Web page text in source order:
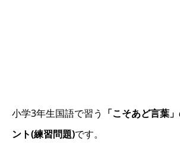
小学3年生国語で習う 「こそあど言葉
ント(練習問題)です。